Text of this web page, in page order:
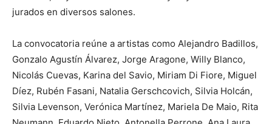
jurados en diversos salones.
La convocatoria reúne a artistas como Alejandro Badillos,
Gonzalo Agustín Álvarez, Jorge Aragone, Willy Blanco,
Nicolás Cuevas, Karina del Savio, Miriam Di Fiore, Miguel
Díez, Rubén Fasani, Natalia Gerschcovich, Silvia Holcán,
Silvia Levenson, Verónica Martínez, Mariela De Maio, Rita